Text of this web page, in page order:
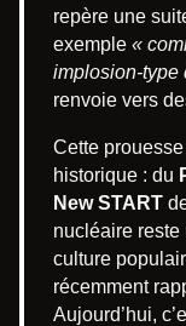
repère une
exemple «
implosion-type
renvoie vers
Cette
historique : du
New START
nucléaire
culture
récemment
Aujourd’hui,